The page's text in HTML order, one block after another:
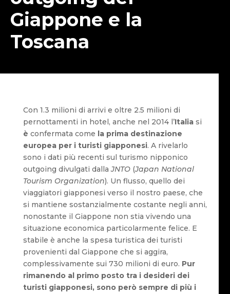
Giappone e la
Toscana
Con 1.3 milioni di arrivi e oltre 2.5 milioni di
pernottamenti in hotel, anche nel 2014 l’Italiasi
è confermata come la prima destinazione
europea per i turisti giapponesi. A rivelarlo
sono i dati più recenti sul turismo nipponico
outgoing divulgati dallaJNTO(Japan National
Tourism Organization). Un flusso, quello dei
viaggiatori giapponesi verso il nostro paese, che
si mantiene sostanzialmente costante negli anni,
nonostante il Giappone non stia vivendo una
situazione economica particolarmente felice. E
stabile è anche la spesa turistica dei turisti
provenienti dal Giappone che si aggira,
complessivamente sui 730 milioni di euro. Pur
rimanendo al primo posto tra i desideri dei
turisti giapponesi, sono però sempre di più i